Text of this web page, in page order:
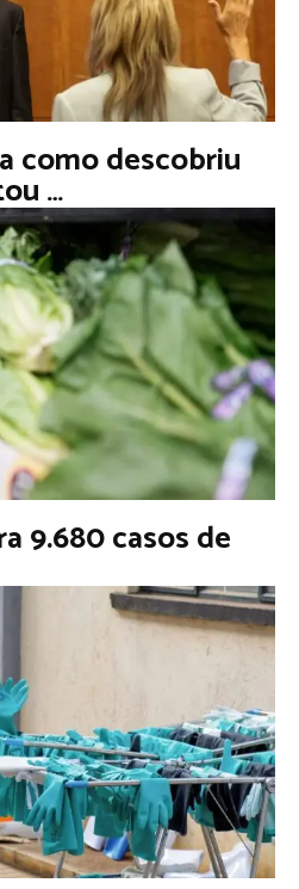
como descobriu
…
9.680 casos de